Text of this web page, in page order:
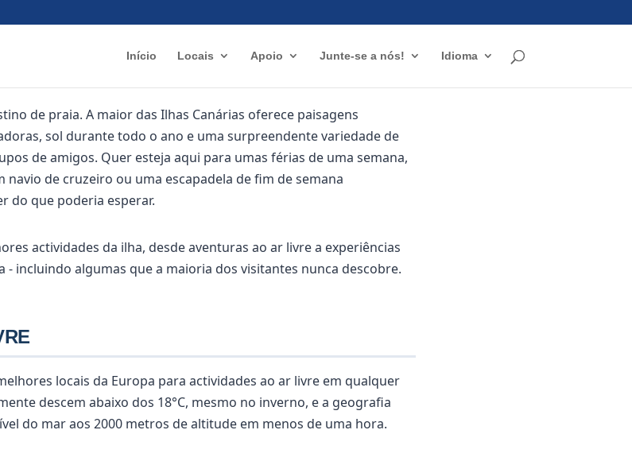
Início Locais Apoio Junte-se a nós! Idioma
de praia. A maior das Ilhas Canárias oferece paisagens
sol durante todo o ano e uma surpreendente variedade de
de amigos. Quer esteja aqui para umas férias de uma semana,
de cruzeiro ou uma escapadela de fim de semana
do que poderia esperar.
actividades da ilha, desde aventuras ao ar livre a experiências
- incluindo algumas que a maioria dos visitantes nunca descobre.
locais da Europa para actividades ao ar livre em qualquer
descem abaixo dos 18°C, mesmo no inverno, e a geografia
do mar aos 2000 metros de altitude em menos de uma hora.